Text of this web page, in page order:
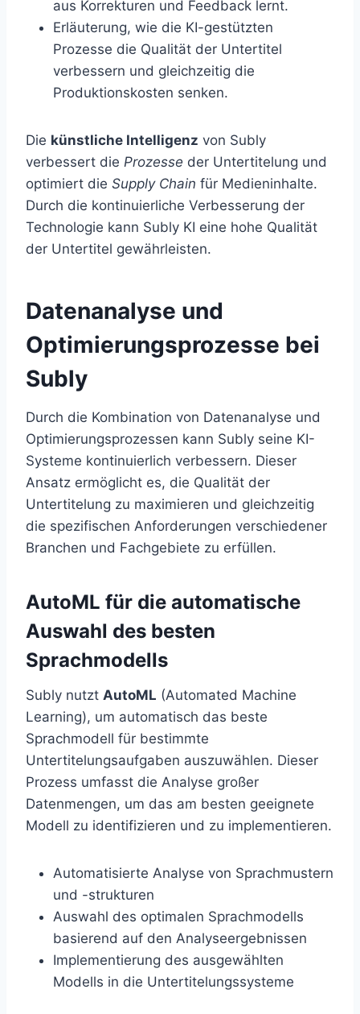
aus Korrekturen und Feedback lernt.
Erläuterung, wie die KI-gestützten
Prozesse die Qualität der Untertitel
verbessern und gleichzeitig die
Produktionskosten senken.
Die künstliche Intelligenz von Subly
verbessert die Prozesse der Untertitelung und
optimiert die Supply Chain für Medieninhalte.
Durch die kontinuierliche Verbesserung der
Technologie kann Subly KI eine hohe Qualität
der Untertitel gewährleisten.
Datenanalyse und
Optimierungsprozesse bei
Subly
Durch die Kombination von Datenanalyse und
Optimierungsprozessen kann Subly seine KI-
Systeme kontinuierlich verbessern. Dieser
Ansatz ermöglicht es, die Qualität der
Untertitelung zu maximieren und gleichzeitig
die spezifischen Anforderungen verschiedener
Branchen und Fachgebiete zu erfüllen.
AutoML für die automatische
Auswahl des besten
Sprachmodells
Subly nutzt AutoML (Automated Machine
Learning), um automatisch das beste
Sprachmodell für bestimmte
Untertitelungsaufgaben auszuwählen. Dieser
Prozess umfasst die Analyse großer
Datenmengen, um das am besten geeignete
Modell zu identifizieren und zu implementieren.
Automatisierte Analyse von Sprachmustern
und -strukturen
Auswahl des optimalen Sprachmodells
basierend auf den Analyseergebnissen
Implementierung des ausgewählten
Modells in die Untertitelungssysteme